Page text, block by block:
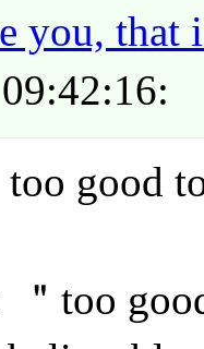
you, that
good
too